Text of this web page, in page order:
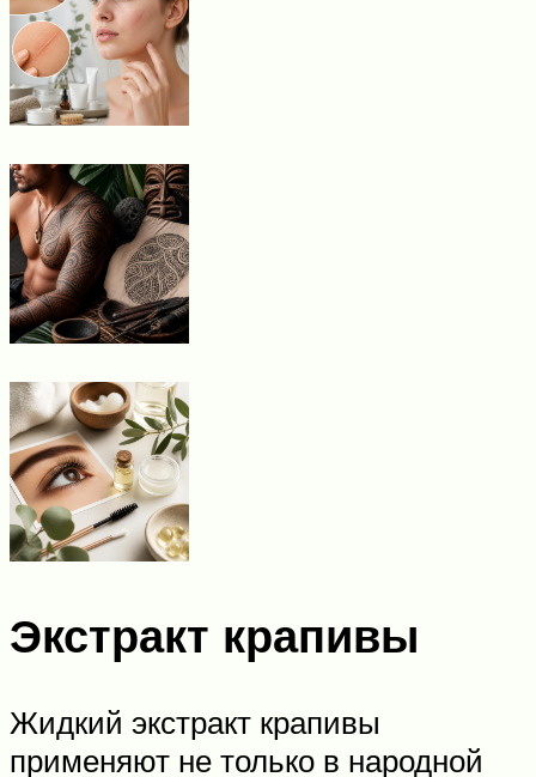
Экстракт крапивы
Жидкий экстракт крапивы
применяют не только в народной